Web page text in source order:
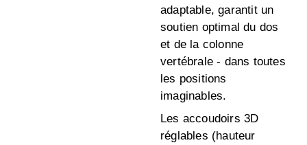
adaptable, garantit un
soutien optimal du dos
et de la colonne
vertébrale - dans toutes
les positions
imaginables.
Les accoudoirs 3D
réglables (hauteur